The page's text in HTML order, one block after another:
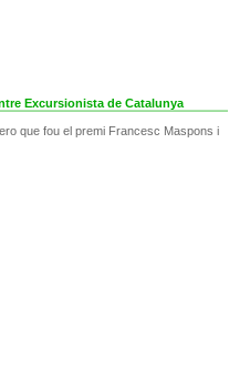
Excursionista de Catalunya
que fou el premi Francesc Maspons i